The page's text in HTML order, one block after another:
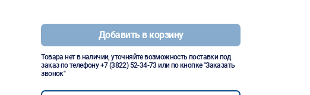
Добавить в корзину
Товара нет в наличии, уточняйте возможность поставки под
заказ по телефону+7 (3822) 52-34-73 или по кнопке "Заказать
звонок"